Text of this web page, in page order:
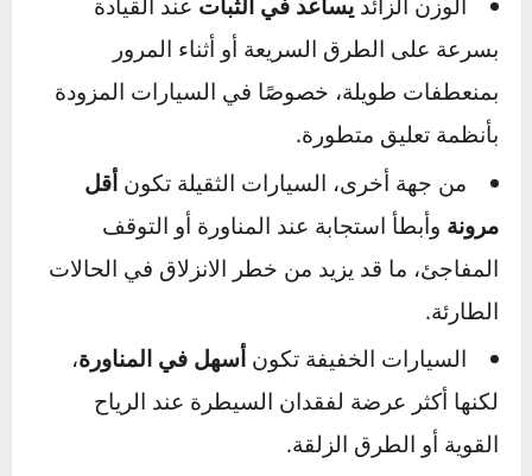
الطاقة الناتجة تُمتص بنسبة أعلى من قِبل السيارة
الأخف، مما يزيد من خطر الإصابات فيها.
لكن، هذا لا يعني أن السيارات الثقيلة
أمانًا، إذ يمكن أن تكون أكثر ضررًا للغيرفي
الحوادث متعددة الأطراف.
التأثير على الثبات والسيطرة أثناء القيادة
الوزن الزائديساعد في الثباتعند القيادة
بسرعة على الطرق السريعة أو أثناء المرور
بمنعطفات طويلة، خصوصًا في السيارات المزودة